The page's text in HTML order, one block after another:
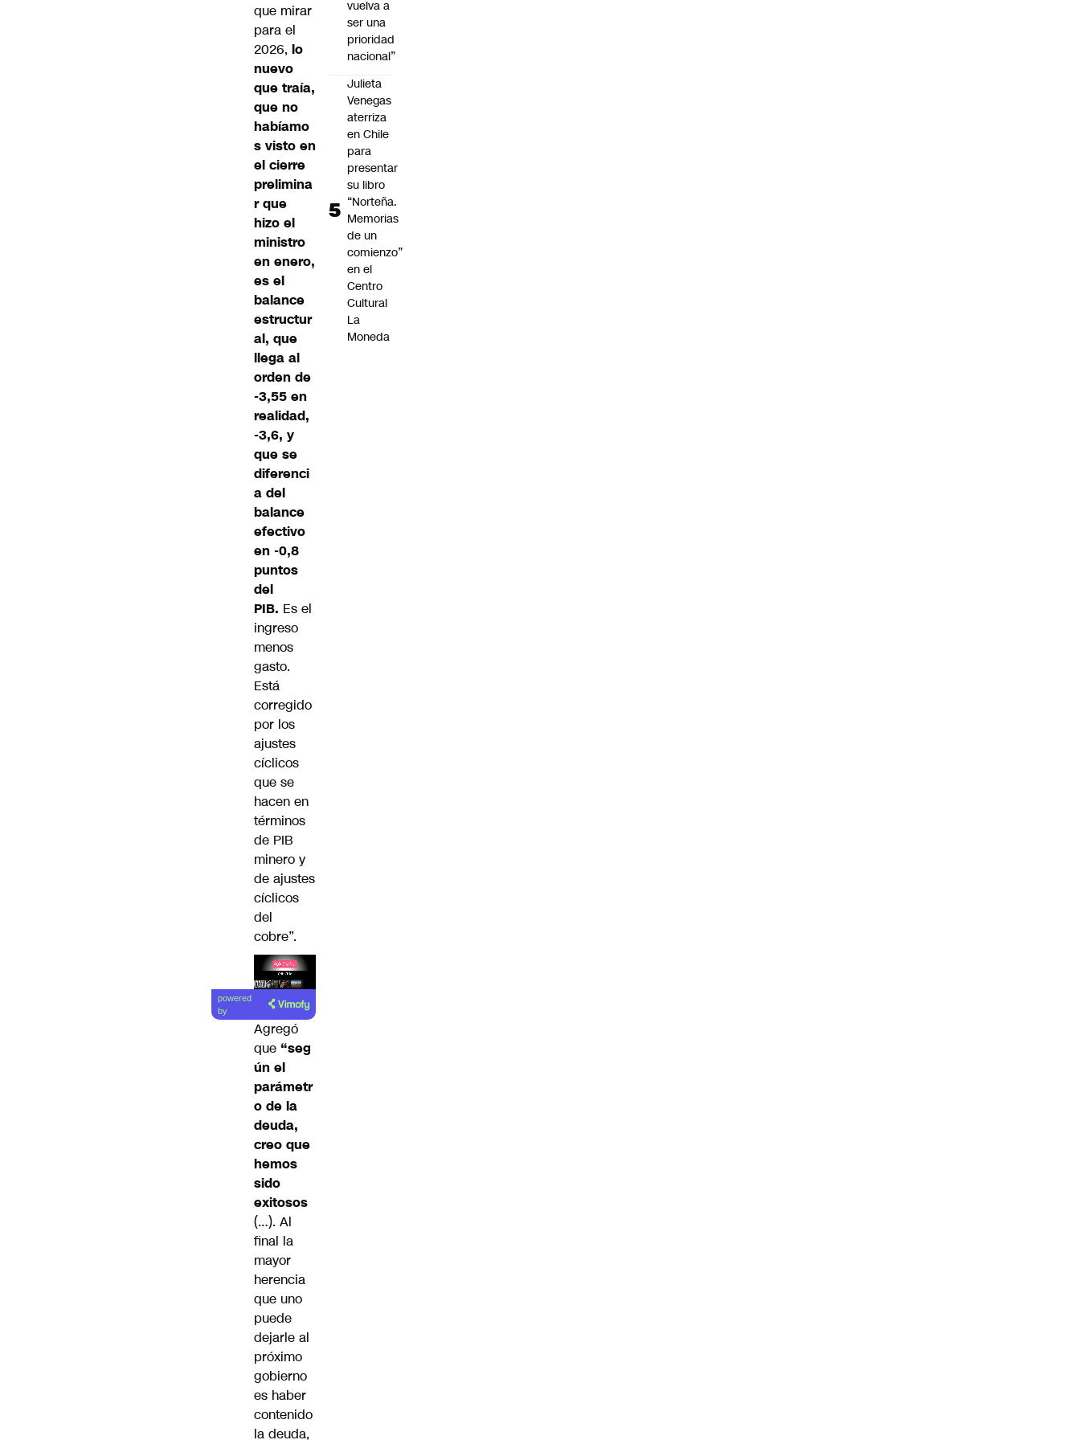
que mirar
para el
2026, lo
nuevo
que traía,
que no
habíamo
s visto en
el cierre
prelimina
r que
hizo el
ministro
en enero,
es el
balance
estructur
al, que
llega al
orden de
-3,55 en
realidad,
-3,6, y
que se
diferenci
a del
balance
efectivo
en -0,8
puntos
del
PIB. Es el
ingreso
menos
gasto.
Está
corregido
por los
ajustes
cíclicos
que se
hacen en
términos
de PIB
minero y
de ajustes
cíclicos
del
cobre”.
Lea el
artículo
powered
by
Agregó
que “seg
ún el
parámetr
o de la
deuda,
creo que
hemos
sido
exitosos
(…). Al
final la
mayor
herencia
que uno
puede
dejarle al
próximo
gobierno
es haber
contenido
la deuda,
vuelva a
ser una
prioridad
nacional”
Julieta
Venegas
aterriza
en Chile
para
presentar
su libro
“Norteña.
Memorias
de un
comienzo”
en el
Centro
Cultural
La
Moneda